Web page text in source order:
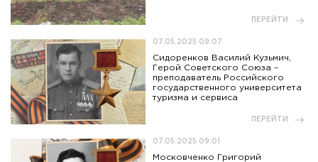
ПЕРЕЙТИ
07.05.2025 09:07
Сидоренков Василий Кузьмич,
Герой Советского Союза –
преподаватель Российского
государственного университета
туризма и сервиса
ПЕРЕЙТИ
07.05.2025 09:01
Московченко Григорий